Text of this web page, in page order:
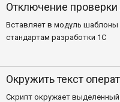
Отключение
Вставляет в модуль шаблоны
стандартам разработки 1С
Окружить текст
Скрипт окружает